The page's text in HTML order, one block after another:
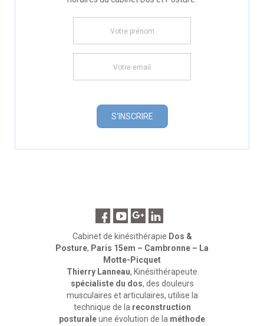
Cabinet de kinésithérapie Dos &
Posture, Paris 15em – Cambronne – La
Motte-Picquet
Thierry Lanneau, Kinésithérapeute
spécialiste du dos, des douleurs
musculaires et articulaires, utilise la
technique de la reconstruction
posturaleune évolution de la méthode